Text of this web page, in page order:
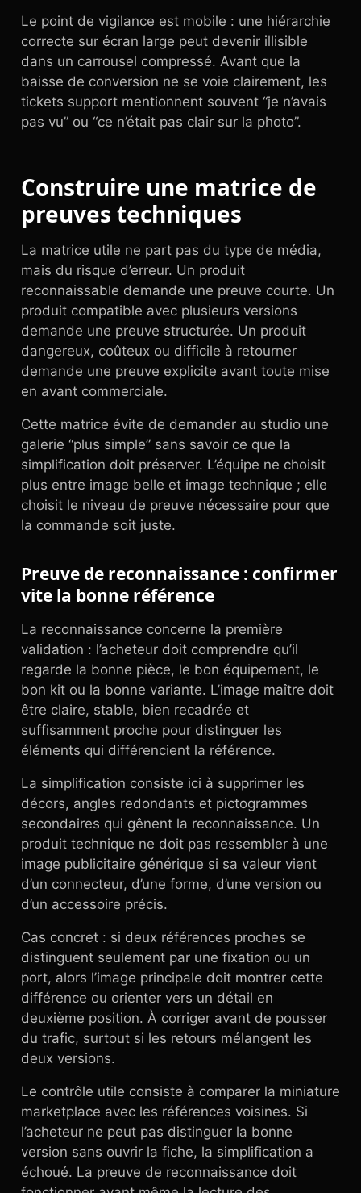
Le point de vigilance est mobile : une hiérarchie
correcte sur écran large peut devenir illisible
dans un carrousel compressé. Avant que la
baisse de conversion ne se voie clairement, les
tickets support mentionnent souvent “je n’avais
pas vu” ou “ce n’était pas clair sur la photo”.
Construire une matrice de
preuves techniques
La matrice utile ne part pas du type de média,
mais du risque d’erreur. Un produit
reconnaissable demande une preuve courte. Un
produit compatible avec plusieurs versions
demande une preuve structurée. Un produit
dangereux, coûteux ou difficile à retourner
demande une preuve explicite avant toute mise
en avant commerciale.
Cette matrice évite de demander au studio une
galerie “plus simple” sans savoir ce que la
simplification doit préserver. L’équipe ne choisit
plus entre image belle et image technique ; elle
choisit le niveau de preuve nécessaire pour que
la commande soit juste.
Preuve de reconnaissance : confirmer
vite la bonne référence
La reconnaissance concerne la première
validation : l’acheteur doit comprendre qu’il
regarde la bonne pièce, le bon équipement, le
bon kit ou la bonne variante. L’image maître doit
être claire, stable, bien recadrée et
suffisamment proche pour distinguer les
éléments qui différencient la référence.
La simplification consiste ici à supprimer les
décors, angles redondants et pictogrammes
secondaires qui gênent la reconnaissance. Un
produit technique ne doit pas ressembler à une
image publicitaire générique si sa valeur vient
d’un connecteur, d’une forme, d’une version ou
d’un accessoire précis.
Cas concret : si deux références proches se
distinguent seulement par une fixation ou un
port, alors l’image principale doit montrer cette
différence ou orienter vers un détail en
deuxième position. À corriger avant de pousser
du trafic, surtout si les retours mélangent les
deux versions.
Le contrôle utile consiste à comparer la miniature
marketplace avec les références voisines. Si
l’acheteur ne peut pas distinguer la bonne
version sans ouvrir la fiche, la simplification a
échoué. La preuve de reconnaissance doit